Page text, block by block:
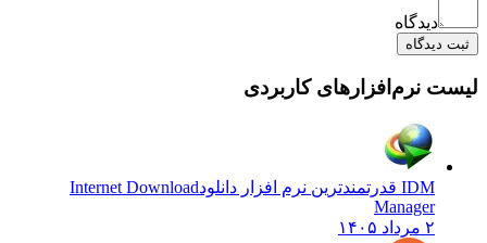
دیدگاه
ثبت دیدگاه
نرم‌افزارهای کاربردی
IDM قدرتمندترین نرم افزار دانلود
Internet Download
Manager